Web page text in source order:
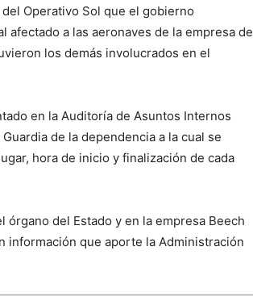
Operativo Sol que el gobierno
afectado a las aeronaves de la empresa de
los demás involucrados en el
en la Auditoría de Asuntos Internos
de la dependencia a la cual se
hora de inicio y finalización de cada
del Estado y en la empresa Beech
información que aporte la Administración